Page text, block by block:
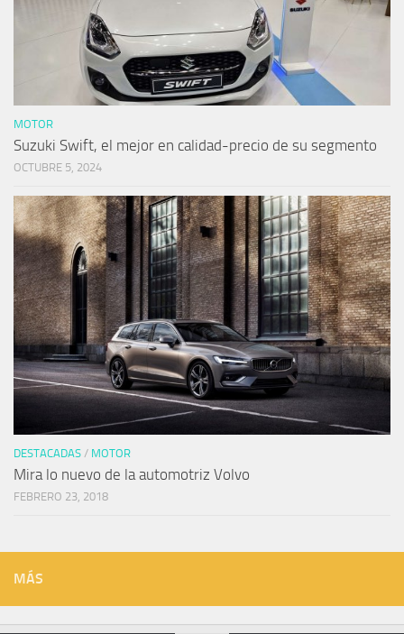
MOTOR
Suzuki Swift, el mejor en calidad-precio de su segmento
OCTUBRE 5, 2024
DESTACADAS / MOTOR
Mira lo nuevo de la automotriz Volvo
FEBRERO 23, 2018
MÁS